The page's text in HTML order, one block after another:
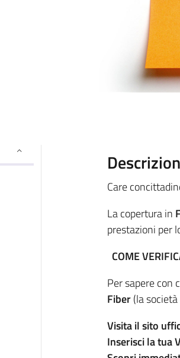
Care
La copertura in
prestazioni per
COME
Per sapere con
Fiber(la società
Visita il sito
Inserisci la tua